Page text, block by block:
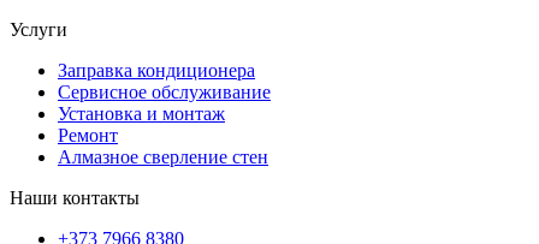
Услуги
Заправка кондиционера
Сервисное обслуживание
Установка и монтаж
Ремонт
Алмазное сверление стен
Наши контакты
+373 7966 8380